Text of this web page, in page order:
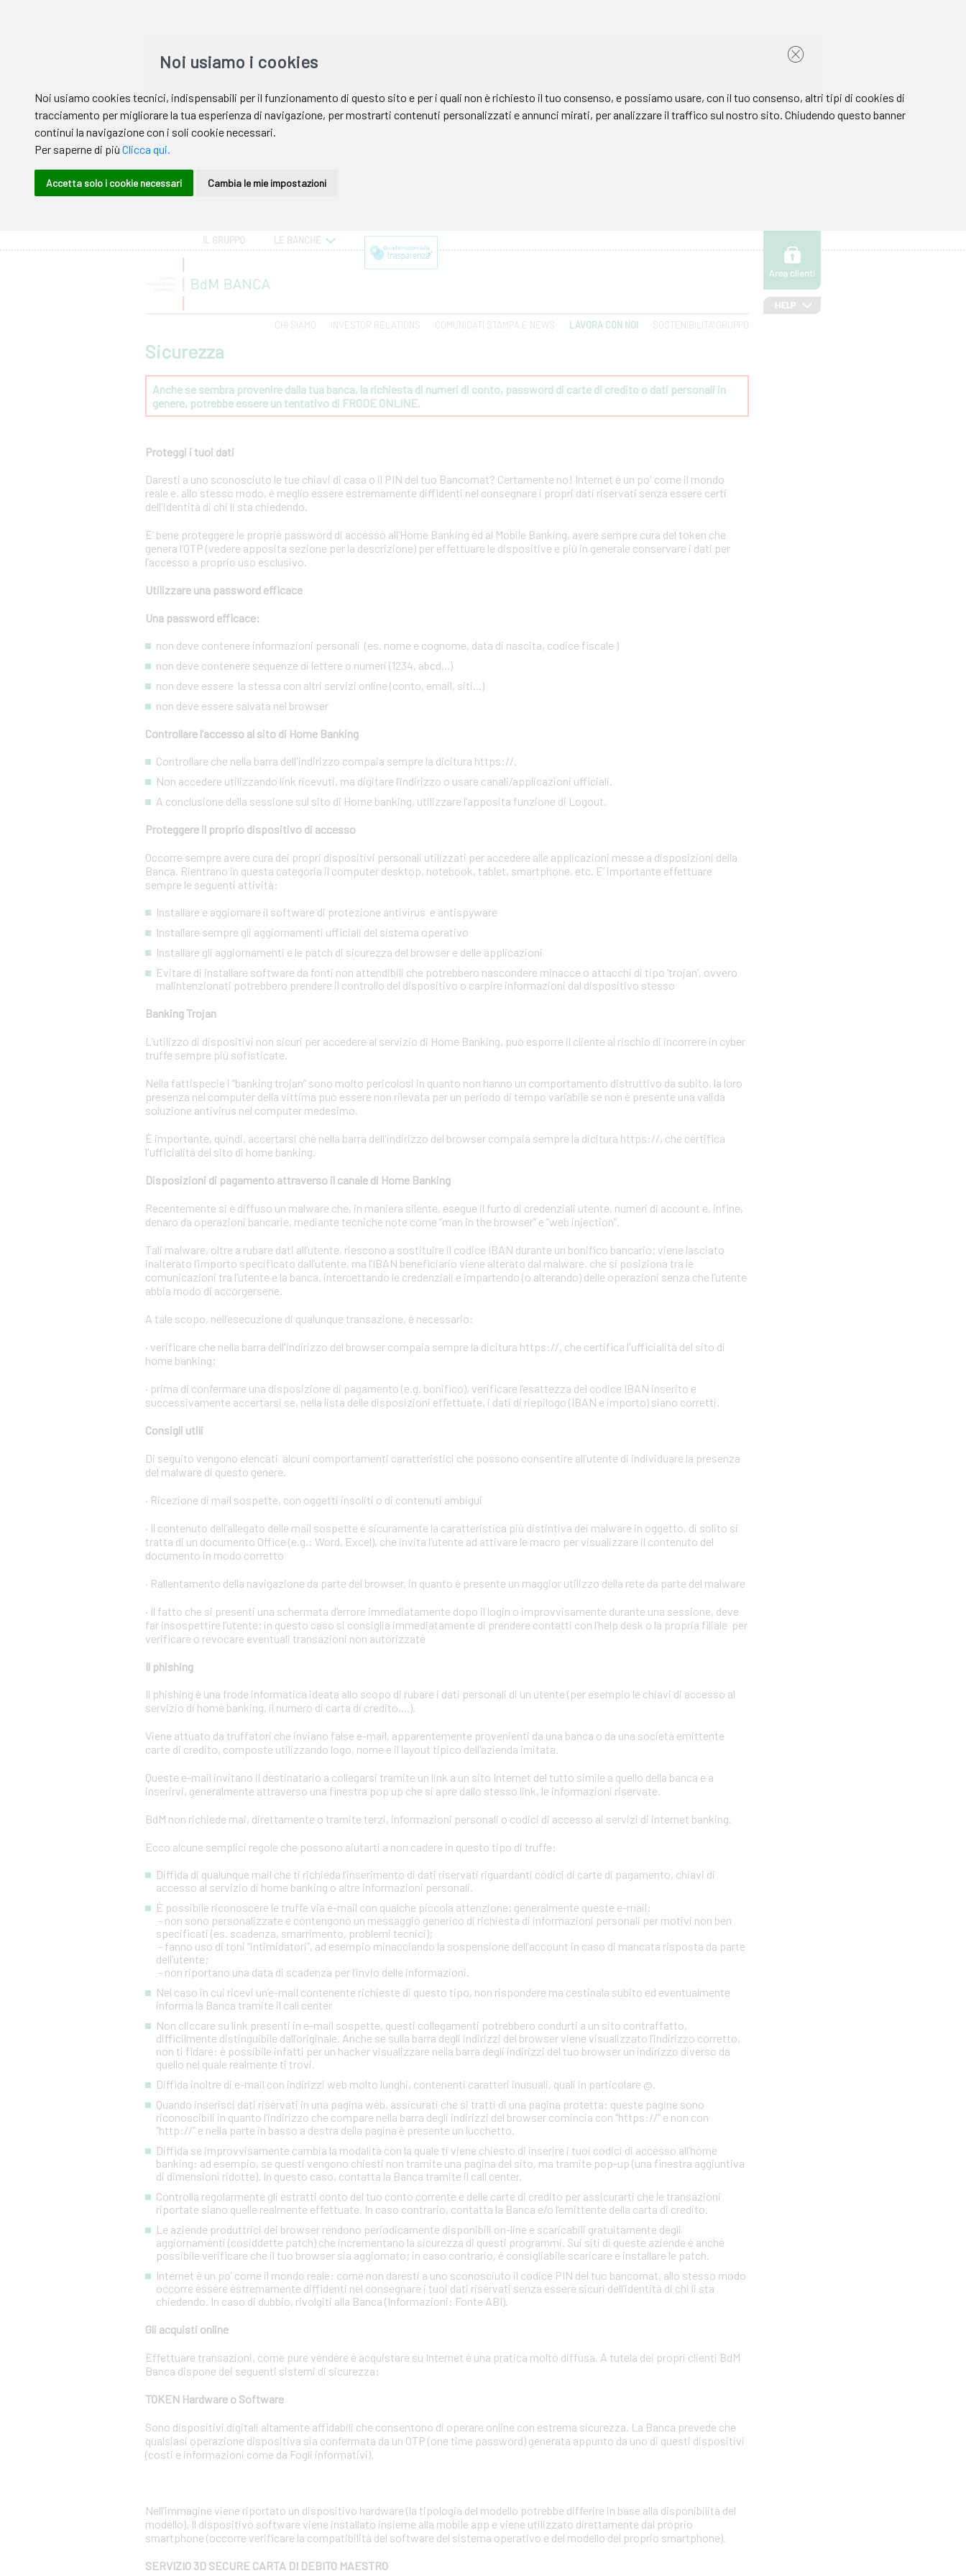
IL GRUPPO LE BANCHE
CHI SIAMO INVESTOR RELATIONS COMUNICATI STAMPA E NEWS LAVORA CON NOI SOSTENIBILITA' GRUPPO
Sicurezza
Anche se sembra provenire dalla tua banca, la richiesta di numeri di conto, password di carte di credito o dati personali in
genere, potrebbe essere un tentativo di FRODE ONLINE.
Proteggi i tuoi dati
Daresti a uno sconosciuto le tue chiavi di casa o il PIN del tuo Bancomat? Certamente no! Internet è un po' come il mondo
reale e, allo stesso modo, è meglio essere estremamente diffidenti nel consegnare i propri dati riservati senza essere certi
dell'identità di chi li sta chiedendo.
E’ bene proteggere le proprie password di accesso all’Home Banking ed al Mobile Banking, avere sempre cura del token che
genera l’OTP (vedere apposita sezione per la descrizione) per effettuare le dispositive e più in generale conservare i dati per
l’accesso a proprio uso esclusivo.
Utilizzare una password efficace
Una password efficace:
non deve contenere informazioni personali (es. nome e cognome, data di nascita, codice fiscale )
non deve contenere sequenze di lettere o numeri (1234, abcd...)
non deve essere la stessa con altri servizi online (conto, email, siti...)
non deve essere salvata nel browser
Controllare l’accesso al sito di Home Banking
Controllare che nella barra dell'indirizzo compaia sempre la dicitura https://.
Non accedere utilizzando link ricevuti, ma digitare l’indirizzo o usare canali/applicazioni ufficiali.
A conclusione della sessione sul sito di Home banking, utilizzare l’apposita funzione di Logout.
Proteggere il proprio dispositivo di accesso
Occorre sempre avere cura dei propri dispositivi personali utilizzati per accedere alle applicazioni messe a disposizioni della
Banca. Rientrano in questa categoria il computer desktop, notebook, tablet, smartphone, etc. E’ importante effettuare
sempre le seguenti attività:
Installare e aggiornare il software di protezione antivirus e antispyware
Installare sempre gli aggiornamenti ufficiali del sistema operativo
Installare gli aggiornamenti e le patch di sicurezza del browser e delle applicazioni
Evitare di installare software da fonti non attendibili che potrebbero nascondere minacce o attacchi di tipo ‘trojan’, ovvero
malintenzionati potrebbero prendere il controllo del dispositivo o carpire informazioni dal dispositivo stesso
Banking Trojan
L’utilizzo di dispositivi non sicuri per accedere al servizio di Home Banking, può esporre il cliente al rischio di incorrere in cyber
truffe sempre più sofisticate.
Nella fattispecie i “banking trojan” sono molto pericolosi in quanto non hanno un comportamento distruttivo da subito, la loro
presenza nel computer della vittima può essere non rilevata per un periodo di tempo variabile se non è presente una valida
soluzione antivirus nel computer medesimo.
È importante, quindi, accertarsi che nella barra dell'indirizzo del browser compaia sempre la dicitura https://, che certifica
l'ufficialità del sito di home banking.
Disposizioni di pagamento attraverso il canale di Home Banking
Recentemente si è diffuso un malware che, in maniera silente, esegue il furto di credenziali utente, numeri di account e, infine,
denaro da operazioni bancarie, mediante tecniche note come “man in the browser” e “web injection“.
Tali malware, oltre a rubare dati all’utente, riescono a sostituire il codice IBAN durante un bonifico bancario; viene lasciato
inalterato l’importo specificato dall’utente, ma l’IBAN beneficiario viene alterato dal malware, che si posiziona tra le
comunicazioni tra l’utente e la banca, intercettando le credenziali e impartendo (o alterando) delle operazioni senza che l’utente
abbia modo di accorgersene.
A tale scopo, nell’esecuzione di qualunque transazione, è necessario:
· verificare che nella barra dell'indirizzo del browser compaia sempre la dicitura https://, che certifica l'ufficialità del sito di
home banking;
· prima di confermare una disposizione di pagamento (e.g. bonifico), verificare l’esattezza del codice IBAN inserito e
successivamente accertarsi se, nella lista delle disposizioni effettuate, i dati di riepilogo (IBAN e importo) siano corretti.
Consigli utili
Di seguito vengono elencati alcuni comportamenti caratteristici che possono consentire all’utente di individuare la presenza
del malware di questo genere.
· Ricezione di mail sospette, con oggetti insoliti o di contenuti ambigui
· Il contenuto dell’allegato delle mail sospette è sicuramente la caratteristica più distintiva dei malware in oggetto, di solito si
tratta di un documento Office (e.g.: Word, Excel), che invita l’utente ad attivare le macro per visualizzare il contenuto del
documento in modo corretto
· Rallentamento della navigazione da parte del browser, in quanto è presente un maggior utilizzo della rete da parte del malware
· Il fatto che si presenti una schermata d’errore immediatamente dopo il login o improvvisamente durante una sessione, deve
far insospettire l’utente; in questo caso si consiglia immediatamente di prendere contatti con l’help desk o la propria filiale per
verificare o revocare eventuali transazioni non autorizzate
Il phishing
Il phishing è una frode informatica ideata allo scopo di rubare i dati personali di un utente (per esempio le chiavi di accesso al
servizio di home banking, il numero di carta di credito,...).
Viene attuato da truffatori che inviano false e-mail, apparentemente provenienti da una banca o da una società emittente
carte di credito, composte utilizzando logo, nome e il layout tipico dell’azienda imitata.
Queste e-mail invitano il destinatario a collegarsi tramite un link a un sito Internet del tutto simile a quello della banca e a
inserirvi, generalmente attraverso una finestra pop up che si apre dallo stesso link, le informazioni riservate.
BdM non richiede mai, direttamente o tramite terzi, informazioni personali o codici di accesso ai servizi di internet banking.
Ecco alcune semplici regole che possono aiutarti a non cadere in questo tipo di truffe:
Diffida di qualunque mail che ti richieda l’inserimento di dati riservati riguardanti codici di carte di pagamento, chiavi di
accesso al servizio di home banking o altre informazioni personali.
È possibile riconoscere le truffe via e-mail con qualche piccola attenzione; generalmente queste e-mail:
- non sono personalizzate e contengono un messaggio generico di richiesta di informazioni personali per motivi non ben
specificati (es. scadenza, smarrimento, problemi tecnici);
- fanno uso di toni “intimidatori”, ad esempio minacciando la sospensione dell’account in caso di mancata risposta da parte
dell’utente;
- non riportano una data di scadenza per l’invio delle informazioni.
Nel caso in cui ricevi un’e-mail contenente richieste di questo tipo, non rispondere ma cestinala subito ed eventualmente
informa la Banca tramite il call center
Non cliccare su link presenti in e-mail sospette, questi collegamenti potrebbero condurti a un sito contraffatto,
difficilmente distinguibile dall’originale. Anche se sulla barra degli indirizzi del browser viene visualizzato l’indirizzo corretto,
non ti fidare: è possibile infatti per un hacker visualizzare nella barra degli indirizzi del tuo browser un indirizzo diverso da
quello nel quale realmente ti trovi.
Diffida inoltre di e-mail con indirizzi web molto lunghi, contenenti caratteri inusuali, quali in particolare @.
Quando inserisci dati riservati in una pagina web, assicurati che si tratti di una pagina protetta: queste pagine sono
riconoscibili in quanto l’indirizzo che compare nella barra degli indirizzi del browser comincia con “https://” e non con
“http://” e nella parte in basso a destra della pagina è presente un lucchetto.
Diffida se improvvisamente cambia la modalità con la quale ti viene chiesto di inserire i tuoi codici di accesso all’home
banking: ad esempio, se questi vengono chiesti non tramite una pagina del sito, ma tramite pop-up (una finestra aggiuntiva
di dimensioni ridotte). In questo caso, contatta la Banca tramite il call center.
Controlla regolarmente gli estratti conto del tuo conto corrente e delle carte di credito per assicurarti che le transazioni
riportate siano quelle realmente effettuate. In caso contrario, contatta la Banca e/o l’emittente della carta di credito.
Le aziende produttrici dei browser rendono periodicamente disponibili on-line e scaricabili gratuitamente degli
aggiornamenti (cosiddette patch) che incrementano la sicurezza di questi programmi. Sui siti di queste aziende è anche
possibile verificare che il tuo browser sia aggiornato; in caso contrario, è consigliabile scaricare e installare le patch.
Internet è un po’ come il mondo reale: come non daresti a uno sconosciuto il codice PIN del tuo bancomat, allo stesso modo
occorre essere estremamente diffidenti nel consegnare i tuoi dati riservati senza essere sicuri dell’identità di chi li sta
chiedendo. In caso di dubbio, rivolgiti alla Banca (Informazioni: Fonte ABI).
Gli acquisti online
Effettuare transazioni, come pure vendere e acquistare su Internet è una pratica molto diffusa. A tutela dei propri clienti BdM
Banca dispone dei seguenti sistemi di sicurezza:
TOKEN Hardware o Software
Sono dispositivi digitali altamente affidabili che consentono di operare online con estrema sicurezza. La Banca prevede che
qualsiasi operazione dispositiva sia confermata da un OTP (one time password) generata appunto da uno di questi dispositivi
(costi e informazioni come da Fogli informativi).
Nell’immagine viene riportato un dispositivo hardware (la tipologia del modello potrebbe differire in base alla disponibilità del
modello). Il dispositivo software viene installato insieme alla mobile app e viene utilizzato direttamente dal proprio
smartphone (occorre verificare la compatibilità del software del sistema operativo e del modello del proprio smartphone).
SERVIZIO 3D SECURE CARTA DI DEBITO MAESTRO